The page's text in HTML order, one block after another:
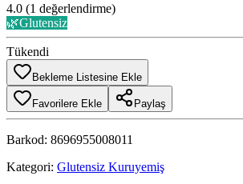
4.0 (1 değerlendirme)
🌿Glutensiz
Tükendi
Bekleme Listesine Ekle
Favorilere Ekle Paylaş
Barkod: 8696955008011
Kategori: Glutensiz Kuruyemiş